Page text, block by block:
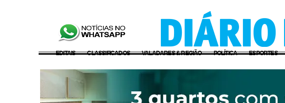
EDITAIS CLASSIFICADOS VALADARES & REGIÃO POLÍTICA ESPORTES